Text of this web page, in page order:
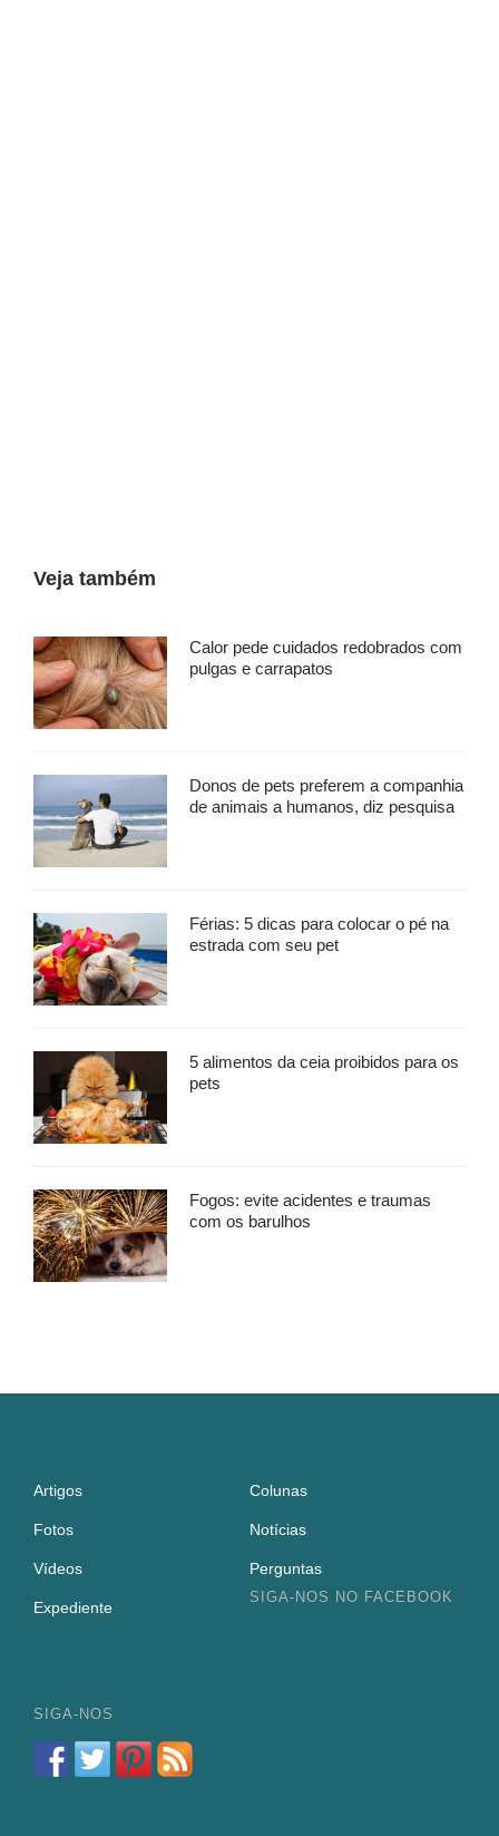
Veja também
Calor pede cuidados redobrados com
pulgas e carrapatos
Donos de pets preferem a companhia
de animais a humanos, diz pesquisa
Férias: 5 dicas para colocar o pé na
estrada com seu pet
5 alimentos da ceia proibidos para os
pets
Fogos: evite acidentes e traumas
com os barulhos
Artigos Colunas
Fotos Notícias
Vídeos Perguntas
Expediente
SIGA-NOS NO FACEBOOK
SIGA-NOS